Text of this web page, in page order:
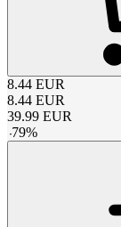
8.44 EUR
8.44 EUR
39.99 EUR
-79%